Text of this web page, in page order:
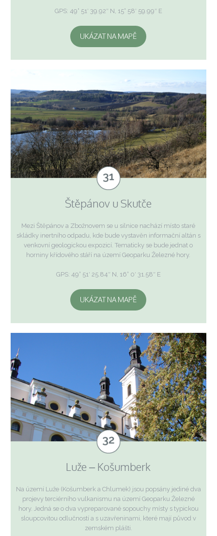
GPS: 49° 51′ 39.92″ N, 15° 58′ 59.99″ E
UKÁZAT NA MAPĚ
Štěpánov u Skutče
Mezi Štěpánov a Zbožnovem se u silnice nachází místo staré
skládky inertního odpadu, kde bude vystavěn informační altán s
venkovní geologickou expozicí. Tematicky se bude jednat o
horniny křídového stáří na území Geoparku Železné hory.
GPS: 49° 51′ 25.84″ N, 16° 0′ 31.58″ E
UKÁZAT NA MAPĚ
Luže – Košumberk
Na území Luže (Košumberk a Chlumek) jsou popsány jediné dva
projevy terciérního vulkanismu na území Geoparku Železné
hory. Jedná se o dva vypreparované sopouchy místy s typickou
sloupcovitou odlučností a s uzavřeninami, které mají původ v
zemském plášti.